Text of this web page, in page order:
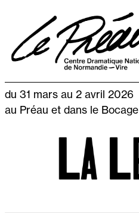
contenu
principal
du 31 mars au 2 avril 2026
au Préau et dans le Bocage